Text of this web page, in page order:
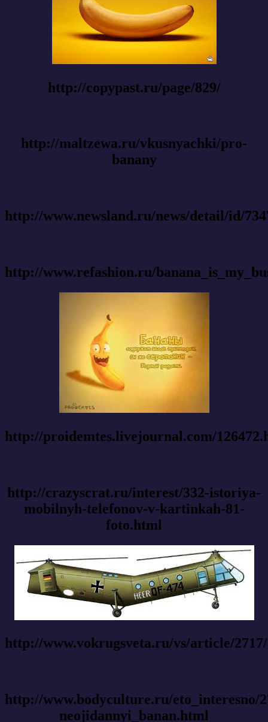
http://copypast.ru/page/829/
http://maltzewa.ru/vkusnyachki/pro-
banany
http://www.newsland.ru/news/detail/id/
http://www.refashion.ru/
http://proidemtes.livejournal.com/
http://crazyscrat.ru/interest/332-istoriya-
mobilnyh-telefonov-v-kartinkah-81-
foto.html
http://www.vokrugsveta.ru/vs/article/2717/
http://www.bodyculture.ru/eto_interesno/
neojidannyi_banan.html